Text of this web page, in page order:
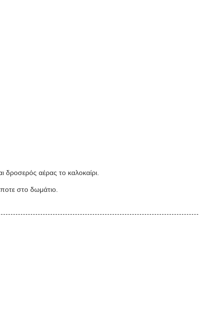
δροσερός αέρας το καλοκαίρι.
στο δωμάτιο.